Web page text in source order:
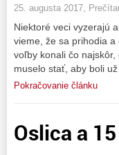
25. augusta 2017,
Niektoré veci vyzerajú
vieme, že sa prihodia
voľby konali čo
muselo stať, aby boli
Pokračovanie článku
Oslica a